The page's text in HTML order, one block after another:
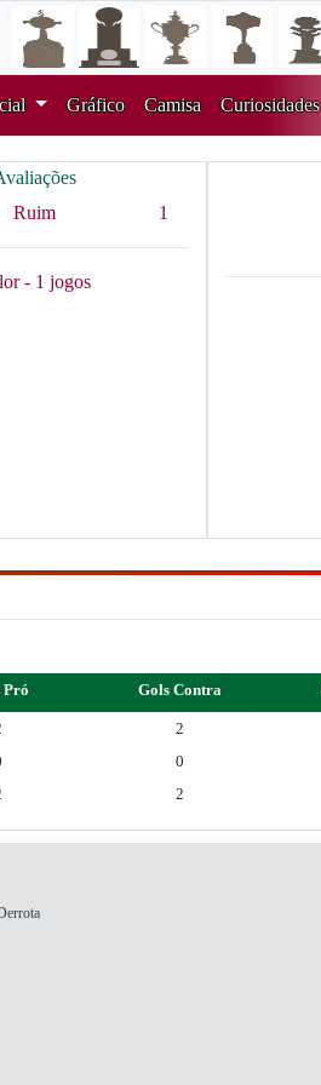
Gráfico Camisa Curiosidades
Ruim 1
- 1 jogos
Pró Gols Contra
2
0
2